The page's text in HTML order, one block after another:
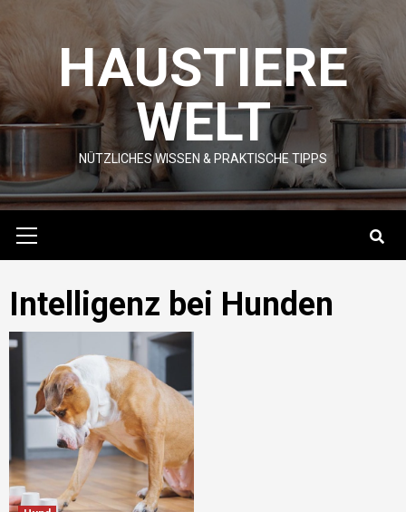
content HAUSTIERE
WELT
NÜTZLICHES WISSEN & PRAKTISCHE TIPPS
Menu
Intelligenz bei Hunden